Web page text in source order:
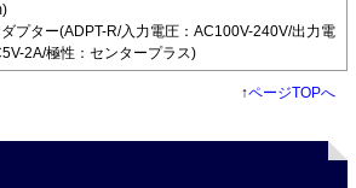
ダプター(ADPT-R/入力電圧：AC100V-240V/出力電
2A/極性：センタープラス)
↑ページTOPへ